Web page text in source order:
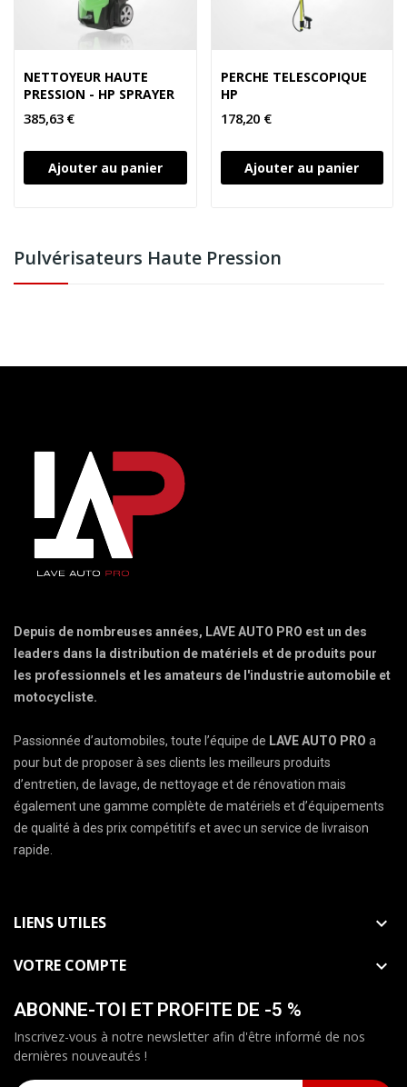
Pulvérisateurs Haute Pression
NETTOYEUR HAUTE
PRESSION - HP SPRAYER
385,63 €
Ajouter au panier
PERCHE TELESCOPIQUE
HP
178,20 €
Ajouter au panier
Depuis de nombreuses années, LAVE AUTO PRO est un des
leaders dans la distribution de matériels et de produits pour
les professionnels et les amateurs de l'industrie automobile et
motocycliste.
Passionnée d’automobiles, toute l’équipe de LAVE AUTO PRO a
pour but de proposer à ses clients les meilleurs produits
d’entretien, de lavage, de nettoyage et de rénovation mais
également une gamme complète de matériels et d’équipements
de qualité à des prix compétitifs et avec un service de livraison
rapide.
LIENS UTILES 
VOTRE COMPTE

ABONNE-TOI ET PROFITE DE -5 %
Inscrivez-vous à notre newsletter afin d'être informé de nos
dernières nouveautés !